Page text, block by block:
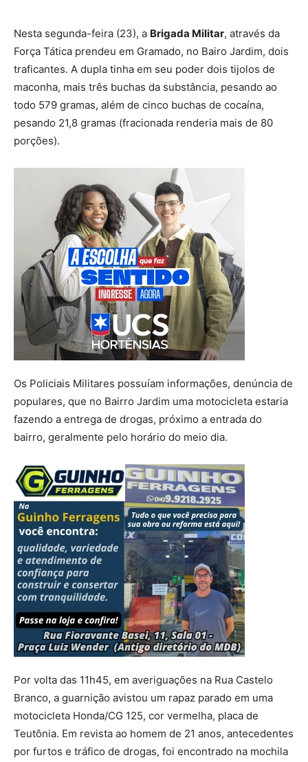
Nesta segunda-feira (23), a Brigada Militar, através da
Força Tática prendeu em Gramado, no Bairo Jardim, dois
traficantes. A dupla tinha em seu poder dois tijolos de
maconha, mais três buchas da substância, pesando ao
todo 579 gramas, além de cinco buchas de cocaína,
pesando 21,8 gramas (fracionada renderia mais de 80
porções).
Os Policiais Militares possuíam informações, denúncia de
populares, que no Bairro Jardim uma motocicleta estaria
fazendo a entrega de drogas, próximo a entrada do
bairro, geralmente pelo horário do meio dia.
Por volta das 11h45, em averiguações na Rua Castelo
Branco, a guarnição avistou um rapaz parado em uma
motocicleta Honda/CG 125, cor vermelha, placa de
Teutônia. Em revista ao homem de 21 anos, antecedentes
por furtos e tráfico de drogas, foi encontrado na mochila